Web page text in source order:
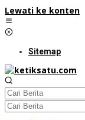
Lewati ke konten
Sitemap